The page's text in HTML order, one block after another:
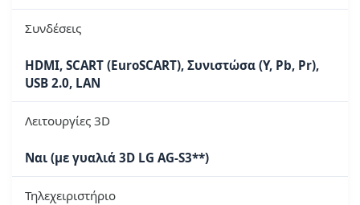
Συνδέσεις
HDMI, SCART (EuroSCART), Συνιστώσα (Y, Pb, Pr),
USB 2.0, LAN
Λειτουργίες 3D
Ναι (με γυαλιά 3D LG AG-S3**)
Τηλεχειριστήριο